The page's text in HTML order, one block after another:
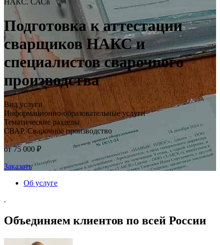
НАКС. САСв
Подготовка к аттестации
сварщиков НАКС и
специалистов сварочного
производства
Вид услуги
Информационно-образовательные услуги
Тематические разделы
СВАР. Сварочное производство
от 75 000 ₽
Заказать
Об услуге
.
Объединяем клиентов по всей России